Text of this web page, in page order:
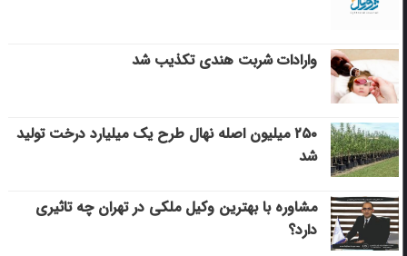
وارادات شربت هندی تکذیب شد
۲۵۰ میلیون اصله نهال طرح یک میلیارد درخت تولید
شد
مشاوره با بهترین وکیل ملکی در تهران چه تاثیری
دارد؟